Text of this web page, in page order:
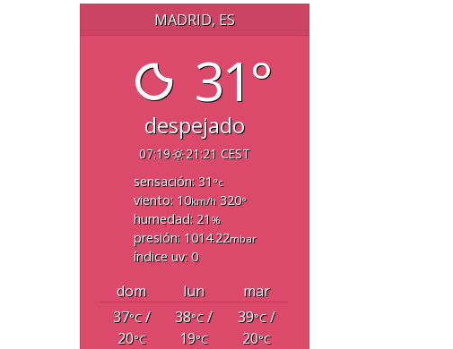
MADRID, ES
31°
despejado
07:19
21:21 CEST
sensación: 31 °c
viento: 10km/h320°
humedad: 21 %
presión: 1014.22mbar
índice uv: 0
dom lun
mar
37°C/
20°C
38°C/
19°C
39°C/
20°C